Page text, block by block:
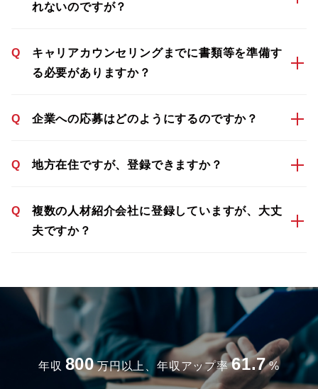
れないのですが？
Q
キャリアカウンセリングまでに書類等を準備す
る必要がありますか？
Q 企業への応募はどのようにするのですか？
Q 地方在住ですが、登録できますか？
Q
複数の人材紹介会社に登録していますが、大丈
夫ですか？
年収 800 万円以上、年収アップ率 61.7 %